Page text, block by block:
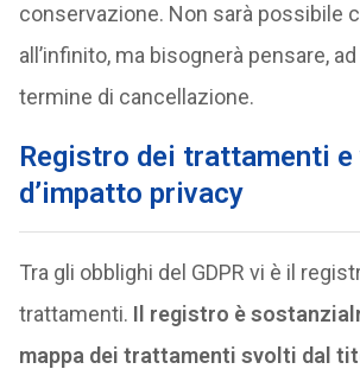
conservazione. Non sarà possibile
all’infinito, ma bisognerà pensare,
termine di cancellazione.
Registro dei trattamenti
d’impatto privacy
Tra gli obblighi del GDPR vi è il
trattamenti. Il registro è
mappa dei trattamenti svolti dal